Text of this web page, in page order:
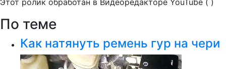
Этот ролик обработан в Видеоредакторе YouTube ( )
По теме
Как натянуть ремень гур на чери